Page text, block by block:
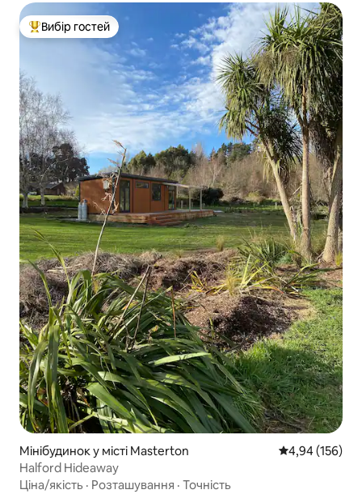
Топ вибір гостей
Вибір гостей
Мінібудинок у місті Masterton Середня
4,94 (156)
Halford Hideaway
Ціна/якість · Розташування · Точність